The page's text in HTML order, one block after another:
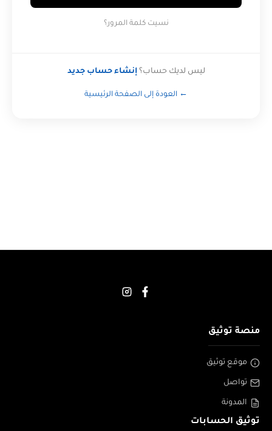
نسيت كلمة المرور؟
ليس لديك حساب؟إنشاء حساب جديد
← العودة إلى الصفحة الرئيسية
منصة توثيق
موقع توثيق
تواصل
المدونة
توثيق الحسابات